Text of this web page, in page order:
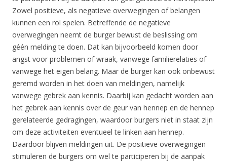
Zowel positieve, als negatieve overwegingen of belangen
kunnen een rol spelen. Betreffende de negatieve
overwegingen neemt de burger bewust de beslissing om
géén melding te doen. Dat kan bijvoorbeeld komen door
angst voor problemen of wraak, vanwege familierelaties of
vanwege het eigen belang. Maar de burger kan ook onbewust
geremd worden in het doen van meldingen, namelijk
vanwege gebrek aan kennis. Daarbij kan gedacht worden aan
het gebrek aan kennis over de geur van hennep en de hennep
gerelateerde gedragingen, waardoor burgers niet in staat zijn
om deze activiteiten eventueel te linken aan hennep.
Daardoor blijven meldingen uit. De positieve overwegingen
stimuleren de burgers om wel te participeren bij de aanpak